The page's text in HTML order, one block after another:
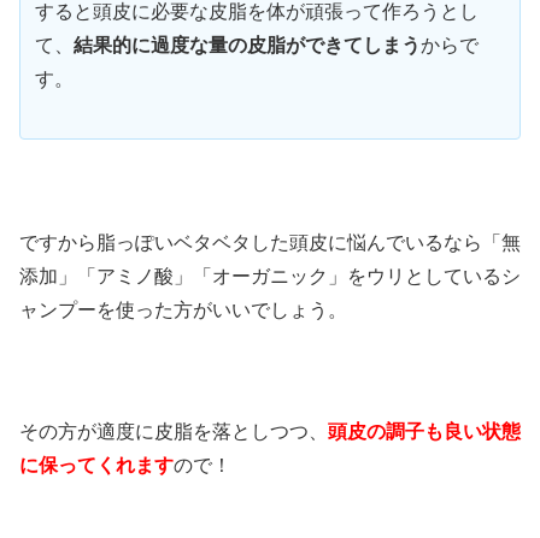
すると頭皮に必要な皮脂を体が頑張って作ろうとし
て、 結果的に過度な量の皮脂ができてしまうからで
す。
ですから脂っぽいベタベタした頭皮に悩んでいるなら「無
添加」「アミノ酸」「オーガニック」をウリとしているシ
ャンプーを使った方がいいでしょう。
その方が適度に皮脂を落としつつ、 頭皮の調子も良い状態
に保ってくれますので！